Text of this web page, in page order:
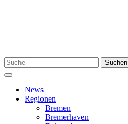
Suchen
nach:
Suchen
Menü
News
Regionen
Bremen
Bremerhaven